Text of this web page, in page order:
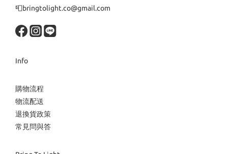
📮bringtolight.co@gmail.com
Info
購物流程
物流配送
退換貨政策
常見問與答